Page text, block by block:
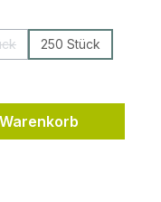
250 Stück